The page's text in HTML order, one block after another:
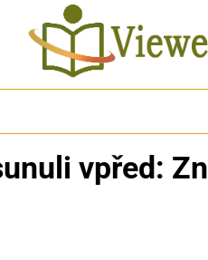
vpřed: